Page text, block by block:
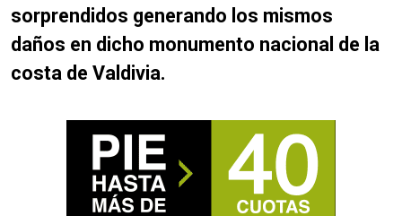
sorprendidos generando los mismos
daños en dicho monumento nacional de la
costa de Valdivia.